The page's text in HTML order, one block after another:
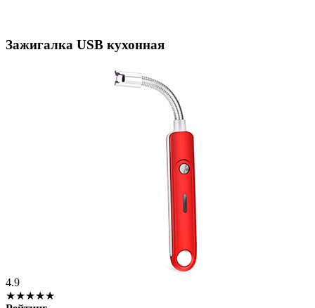
Зажигалка USB кухонная
4.9
★★★★★